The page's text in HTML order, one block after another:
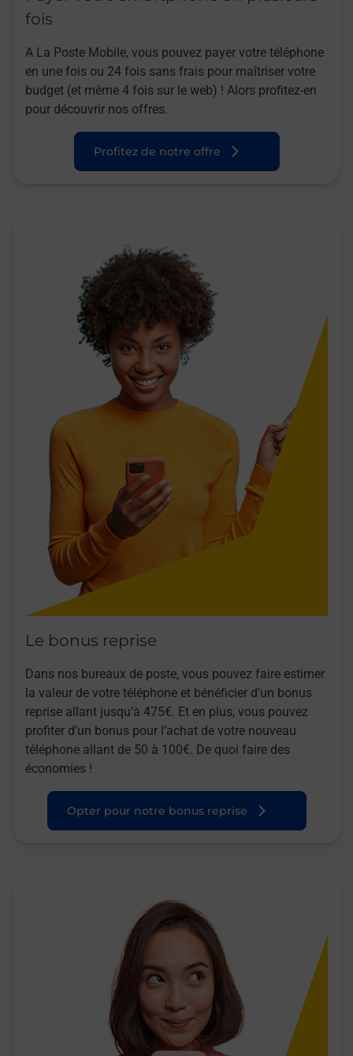
fois
A La Poste Mobile, vous pouvez payer votre téléphone
en une fois ou 24 fois sans frais pour maîtriser votre
budget (et même 4 fois sur le web) ! Alors profitez-en
pour découvrir nos offres.
Profitez de notre offre
Le bonus reprise
Dans nos bureaux de poste, vous pouvez faire estimer
la valeur de votre téléphone et bénéficier d’un bonus
reprise allant jusqu’à 475€. Et en plus, vous pouvez
profiter d’un bonus pour l’achat de votre nouveau
téléphone allant de 50 à 100€. De quoi faire des
économies !
Opter pour notre bonus reprise